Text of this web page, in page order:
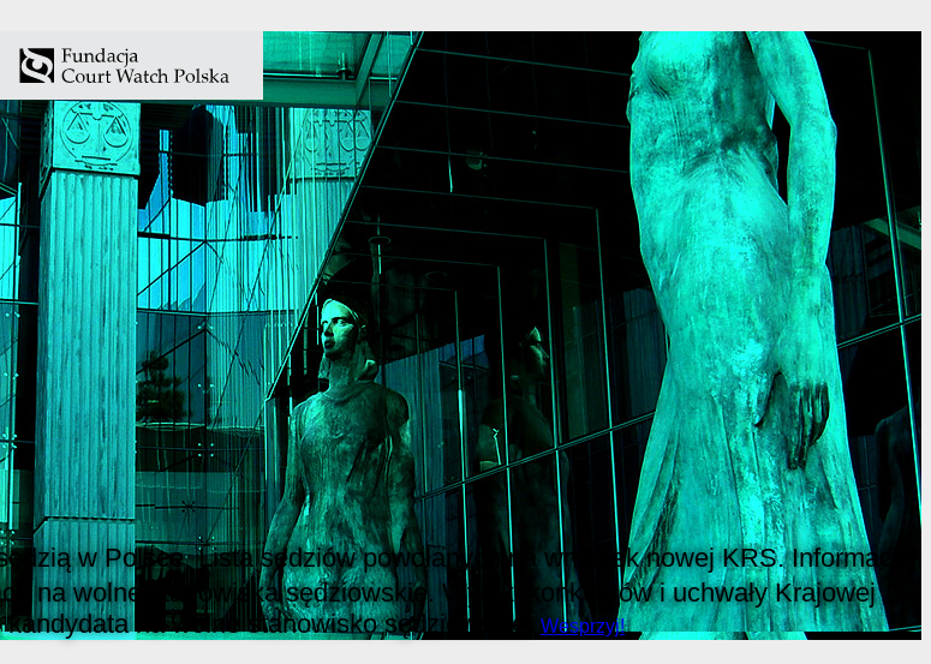
w Polsce. Lista sędziów powołanych na wniosek nowej KRS. Informacje
na wolne stanowiska sędziowskie. Wyniki konkursów i uchwały Krajowej
na wolne stanowisko sędziowskie.
Wesprzyj!